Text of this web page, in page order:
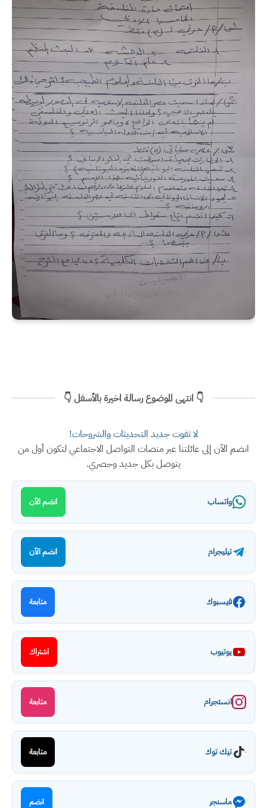
👇 انتهى الموضوع رسالة اخيرة بالأسفل 👇
لا تفوت جديد التحديثات والشروحات!
انضم الآن إلى عائلتنا عبر منصات التواصل الاجتماعي لتكون أول من
يتوصل بكل جديد وحصري.
واتساب انضم الآن
تيليجرام انضم الآن
فيسبوك متابعة
يوتيوب اشتراك
انستجرام متابعة
تيك توك متابعة
ماسنجر انضم